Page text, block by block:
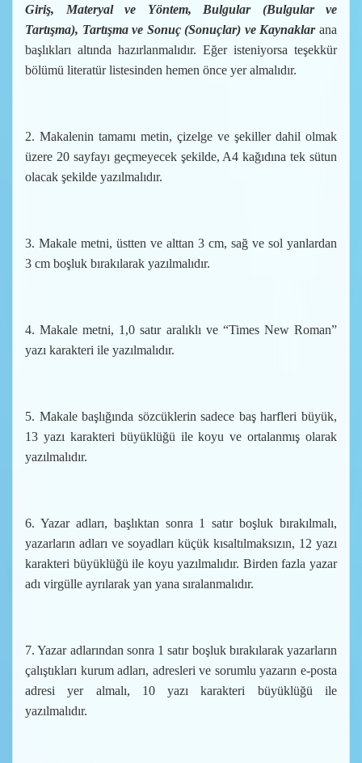
Giriş, Materyal ve Yöntem, Bulgular (Bulgular ve
Tartışma), Tartışma ve Sonuç (Sonuçlar) ve Kaynaklarana
başlıkları altında hazırlanmalıdır. Eğer isteniyorsa teşekkür
bölümü literatür listesinden hemen önce yer almalıdır.
2. Makalenin tamamı metin, çizelge ve şekiller dahil olmak
üzere 20 sayfayı geçmeyecek şekilde, A4 kağıdına tek sütun
olacak şekilde yazılmalıdır.
3. Makale metni, üstten ve alttan 3 cm, sağ ve sol yanlardan
3 cm boşluk bırakılarak yazılmalıdır.
4. Makale metni, 1,0 satır aralıklı ve “Times New Roman”
yazı karakteri ile yazılmalıdır.
5. Makale başlığında sözcüklerin sadece baş harfleri büyük,
13 yazı karakteri büyüklüğü ile koyu ve ortalanmış olarak
yazılmalıdır.
6. Yazar adları, başlıktan sonra 1 satır boşluk bırakılmalı,
yazarların adları ve soyadları küçük kısaltılmaksızın, 12 yazı
karakteri büyüklüğü ile koyu yazılmalıdır. Birden fazla yazar
adı virgülle ayrılarak yan yana sıralanmalıdır.
7. Yazar adlarından sonra 1 satır boşluk bırakılarak yazarların
çalıştıkları kurum adları, adresleri ve sorumlu yazarın e-posta
adresi yer almalı, 10 yazı karakteri büyüklüğü ile
yazılmalıdır.